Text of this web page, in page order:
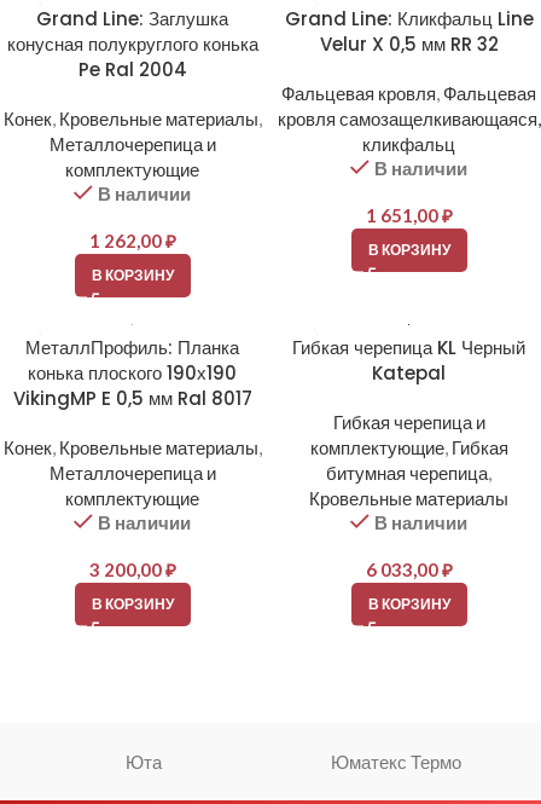
Grand Line: Заглушка
конусная полукруглого конька
Pe Ral 2004
Конек, Кровельные материалы,
Металлочерепица и
комплектующие
В наличии
1 262,00₽
В КОРЗИНУ
Grand Line: Кликфальц Line
Velur X 0,5 мм RR 32
Фальцевая кровля, Фальцевая
кровля самозащелкивающаяся,
кликфальц
В наличии
1 651,00₽
В КОРЗИНУ
МеталлПрофиль: Планка
конька плоского 190х190
VikingMP E 0,5 мм Ral 8017
Конек, Кровельные материалы,
Металлочерепица и
комплектующие
В наличии
3 200,00₽
В КОРЗИНУ
Гибкая черепица KL Черный
Katepal
Гибкая черепица и
комплектующие, Гибкая
битумная черепица,
Кровельные материалы
В наличии
6 033,00₽
В КОРЗИНУ
Юта Юматекс Термо